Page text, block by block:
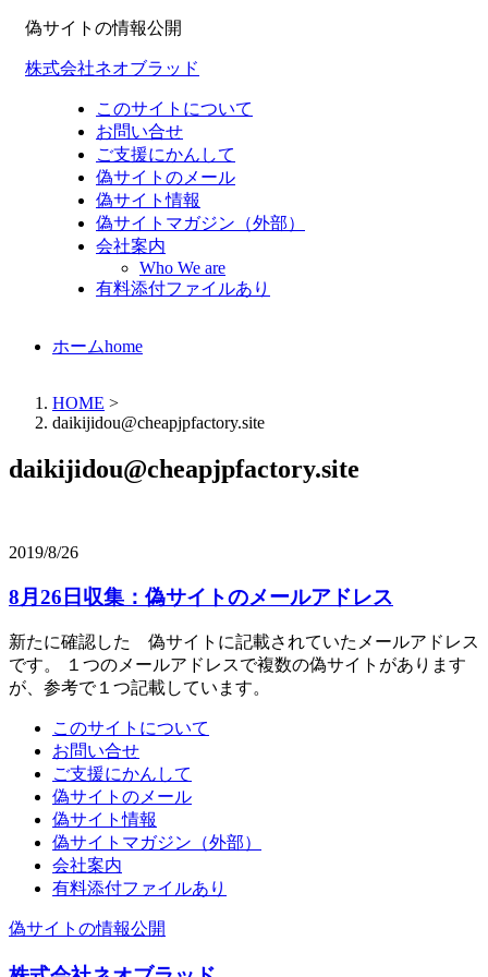
偽サイトの情報公開
株式会社ネオブラッド
このサイトについて
お問い合せ
ご支援にかんして
偽サイトのメール
偽サイト情報
偽サイトマガジン（外部）
会社案内
Who We are
有料添付ファイルあり
ホームhome
HOME >
daikijidou@cheapjpfactory.site
daikijidou@cheapjpfactory.site
2019/8/26
8月26日収集：偽サイトのメールアドレス
新たに確認した 偽サイトに記載されていたメールアドレス
です。 １つのメールアドレスで複数の偽サイトがあります
が、参考で１つ記載しています。
このサイトについて
お問い合せ
ご支援にかんして
偽サイトのメール
偽サイト情報
偽サイトマガジン（外部）
会社案内
有料添付ファイルあり
偽サイトの情報公開